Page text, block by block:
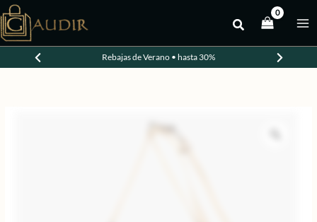
al
contenido
Rebajas de Verano • hasta 30%
-20%